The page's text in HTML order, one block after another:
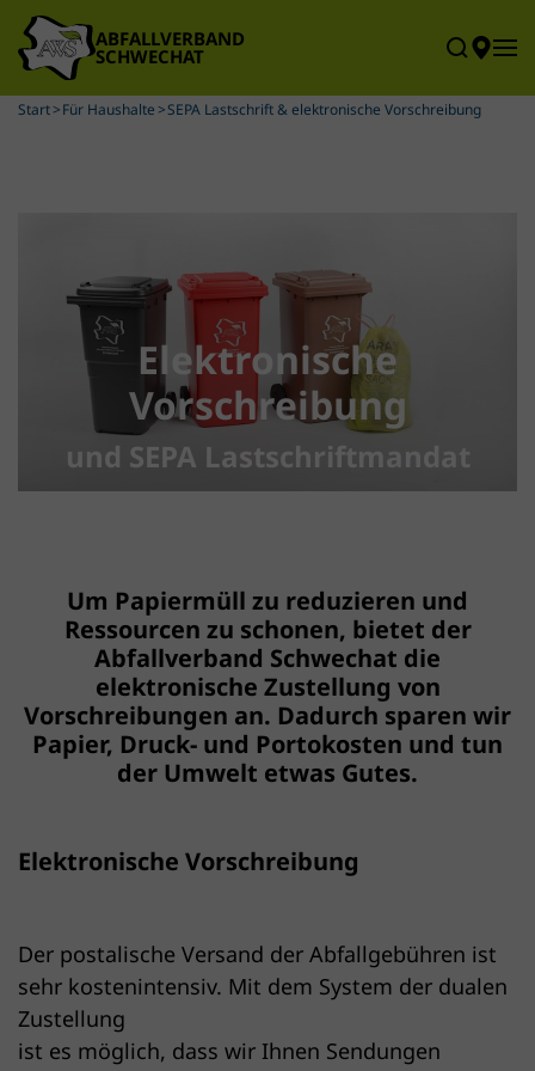
Skip to main content
Start Für Haushalte SEPA Lastschrift & elektronische Vorschreibung
Elektronische
Vorschreibung
und SEPA Lastschriftmandat
Um Papiermüll zu reduzieren und
Ressourcen zu schonen, bietet der
Abfallverband Schwechat die
elektronische Zustellung von
Vorschreibungen an. Dadurch sparen wir
Papier, Druck- und Portokosten und tun
der Umwelt etwas Gutes.
Elektronische Vorschreibung
Der postalische Versand der Abfallgebühren ist
sehr kostenintensiv. Mit dem System der dualen
Zustellung
ist es möglich, dass wir Ihnen Sendungen